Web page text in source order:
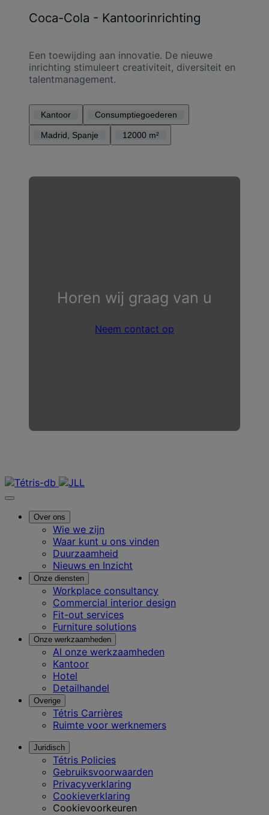
Coca-Cola - Kantoorinrichting
Een toewijding aan innovatie. De nieuwe
inrichting stimuleert creativiteit, diversiteit en
talentmanagement.
Kantoor Consumptiegoederen
Madrid, Spanje 12000 m²
Horen wij graag van u
Neem contact op
Over ons
Wie we zijn
Waar kunt u ons vinden
Duurzaamheid
Nieuws en Inzicht
Onze diensten
Workplace consultancy
Commercial interior design
Fit-out services
Furniture solutions
Onze werkzaamheden
Al onze werkzaamheden
Kantoor
Hotel
Detailhandel
Overige
Tétris Carrières
Ruimte voor werknemers
Juridisch
Tétris Policies
Gebruiksvoorwaarden
Privacyverklaring
Cookieverklaring
Cookievoorkeuren